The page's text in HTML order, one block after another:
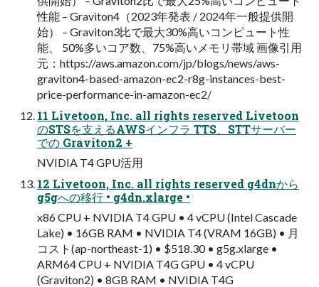
性能 – Graviton4（2023年発表 / 2024年一般提供開
始） – Graviton3比で最大30%高いコンピュート性
能、 50%多いコア数、75%高いメモリ帯域 画像引用
元：https://aws.amazon.com/jp/blogs/news/aws-
graviton4-based-amazon-ec2-r8g-instances-best-
price-performance-in-amazon-ec2/
11 Livetoon, Inc. all rights reserved Livetoon
のSTSを支えるAWSインフラ TTS、STTサーバー
での Graviton2 +
NVIDIA T4 GPU活用
12 Livetoon, Inc. all rights reserved g4dnから
g5gへの移行 • g4dn.xlarge •
x86 CPU + NVIDIA T4 GPU • 4 vCPU (Intel Cascade
Lake) • 16GB RAM • NVIDIA T4 (VRAM 16GB) • 月
コスト(ap-northeast-1) • $518.30 • g5g.xlarge •
ARM64 CPU + NVIDIA T4G GPU • 4 vCPU
(Graviton2) • 8GB RAM • NVIDIA T4G